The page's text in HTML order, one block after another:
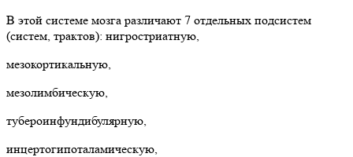
В этой системе мозга различают 7 отдельных подсистем
(систем, трактов): нигростриатную,
мезокортикальную,
мезолимбическую,
тубероинфундибулярную,
инцертогипоталамическую,